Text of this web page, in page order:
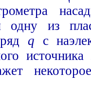
одну из
q с